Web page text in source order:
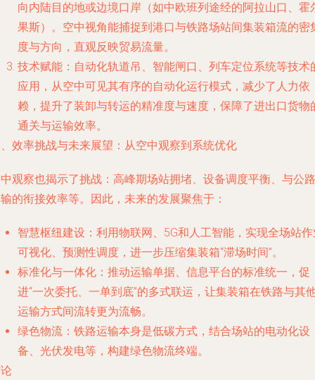
向内陆目的地或边境口岸（如中欧班列途经的阿拉山口、霍
果斯）。空中视角能捕捉到港口与铁路场站间集装箱流的密
度与方向，直观反映贸易流量。
技术赋能 ：自动化轨道吊、智能闸口、列车定位系统等技术
应用，从空中可见其有序的自动化运行模式，减少了人力依
赖，提升了装卸与转运的精准度与速度，保障了进出口货物
通关与运输效率。
效率挑战与未来展望：从空中观察到系统优化
观察也揭示了挑战：高峰期场站拥堵、设备调度平衡、与公路
的衔接效率等。因此，未来的发展聚焦于：
智慧枢纽建设 ：利用物联网、5G和人工智能，实现全场站
可视化、预测性调度，进一步压缩集装箱“滞场时间”。
标准化与一体化 ：推动运输单据、信息平台的标准统一，促
进“一次委托、一单到底”的多式联运，让集装箱在铁路与其
运输方式间流转更为流畅。
绿色物流 ：铁路运输本身是低碳方式，结合场站的电动化设
备、光伏发电等，构建绿色物流终端。